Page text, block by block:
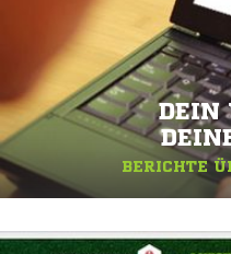
DEIN
BERICHTE